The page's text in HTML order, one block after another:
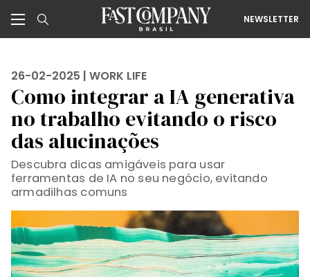
NEWSLETTER
26-02-2025 | WORK LIFE
Como integrar a IA generativa
no trabalho evitando o risco
das alucinações
Descubra dicas amigáveis para usar
ferramentas de IA no seu negócio, evitando
armadilhas comuns